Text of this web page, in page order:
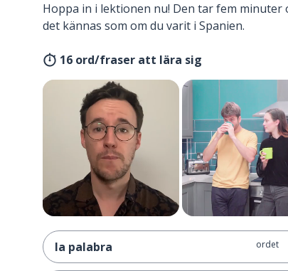
Hoppa in i lektionen nu! Den tar fem
det kännas som om du varit i Spanien.
16 ord/fraser att lära sig
la palabra ordet